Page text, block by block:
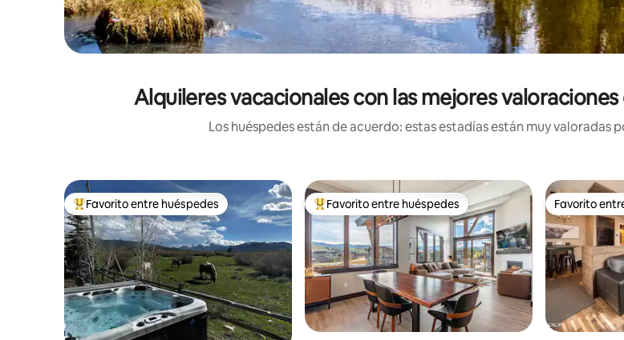
Alquileres vacacionales con las mejores
Los huéspedes están de acuerdo: estas estadías están muy valoradas
Favorito entre huéspedes preferido
Favorito entre huéspedes Favorito entre huéspedes preferido
Favorito entre huéspedes Favorito
Favorito